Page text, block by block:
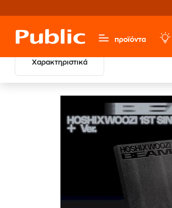
προϊόντα
Χαρακτηριστικά